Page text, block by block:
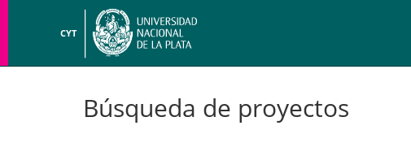
CYT
Búsqueda de proyectos